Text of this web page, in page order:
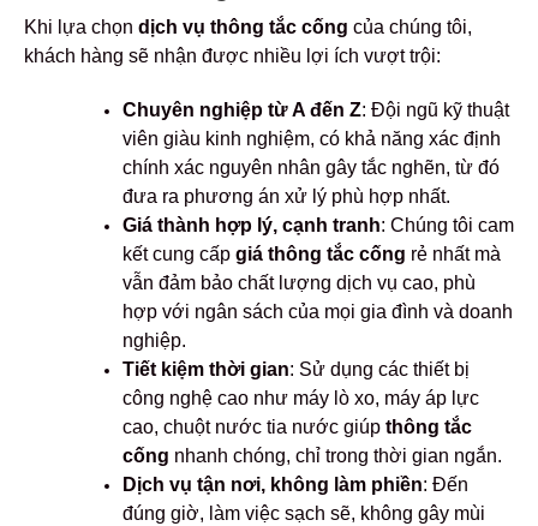
Khi lựa chọn dịch vụ thông tắc cống của chúng tôi,
khách hàng sẽ nhận được nhiều lợi ích vượt trội:
Chuyên nghiệp từ A đến Z: Đội ngũ kỹ thuật
viên giàu kinh nghiệm, có khả năng xác định
chính xác nguyên nhân gây tắc nghẽn, từ đó
đưa ra phương án xử lý phù hợp nhất.
Giá thành hợp lý, cạnh tranh: Chúng tôi cam
kết cung cấp giá thông tắc cống rẻ nhất mà
vẫn đảm bảo chất lượng dịch vụ cao, phù
hợp với ngân sách của mọi gia đình và doanh
nghiệp.
Tiết kiệm thời gian: Sử dụng các thiết bị
công nghệ cao như máy lò xo, máy áp lực
cao, chuột nước tia nước giúp thông tắc
cống nhanh chóng, chỉ trong thời gian ngắn.
Dịch vụ tận nơi, không làm phiền: Đến
đúng giờ, làm việc sạch sẽ, không gây mùi